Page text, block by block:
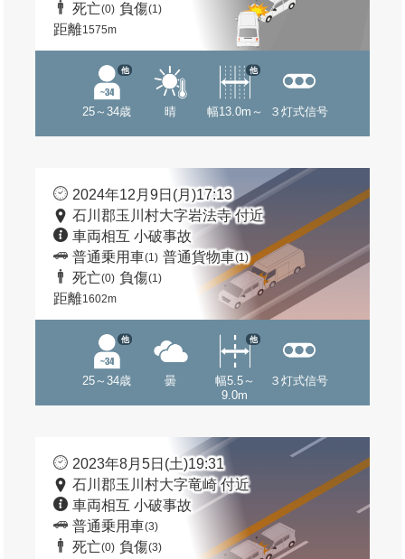
死亡(0) 負傷(1)
距離1575m
25～34歳
他
晴 幅13.0m～
他
３灯式信号
2024年12月9日(月)17:13
石川郡玉川村大字岩法寺 付近
車両相互 小破事故
普通乗用車(1) 普通貨物車(1)
死亡(0) 負傷(1)
距離1602m
25～34歳
他
曇
幅5.5～
9.0m
他
３灯式信号
2023年8月5日(土)19:31
石川郡玉川村大字竜崎 付近
車両相互 小破事故
普通乗用車(3)
死亡(0) 負傷(3)